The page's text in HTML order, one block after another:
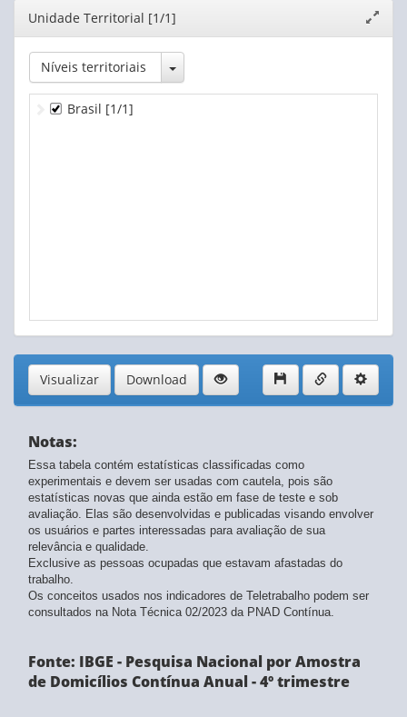
Editor
janela
Unidade Territorial [1/1]
Níveis territoriais Toggle Dropdown
Brasil [1/1]
Visualizar Download
Notas:
Essa tabela contém estatísticas classificadas como
experimentais e devem ser usadas com cautela, pois são
estatísticas novas que ainda estão em fase de teste e sob
avaliação. Elas são desenvolvidas e publicadas visando envolver
os usuários e partes interessadas para avaliação de sua
relevância e qualidade.
Exclusive as pessoas ocupadas que estavam afastadas do
trabalho.
Os conceitos usados nos indicadores de Teletrabalho podem ser
consultados na Nota Técnica 02/2023 da PNAD Contínua.
Fonte: IBGE - Pesquisa Nacional por Amostra
de Domicílios Contínua Anual - 4º trimestre